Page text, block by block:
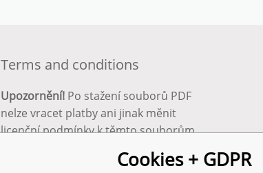
Terms and conditions
Upozornění! Po stažení souborů PDF
nelze vracet platby ani jinak měnit
licenční podmínky k těmto souborům.
Cookies + GDPR